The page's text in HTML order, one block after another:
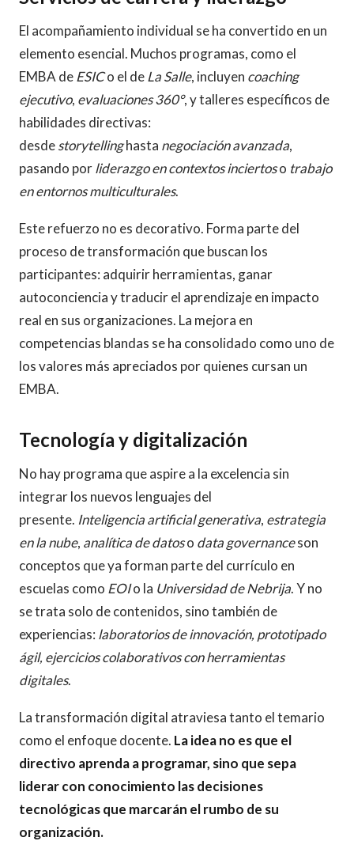
El acompañamiento individual se ha convertido en un
elemento esencial. Muchos programas, como el
EMBA deESICo el deLa Salle, incluyen coaching
ejecutivo, evaluaciones 360°, y talleres específicos de
habilidades directivas:
desdestorytellinghasta negociación avanzada,
pasando porliderazgo en contextos inciertoso trabajo
en entornos multiculturales.
Este refuerzo no es decorativo. Forma parte del
proceso de transformación que buscan los
participantes: adquirir herramientas, ganar
autoconciencia y traducir el aprendizaje en impacto
real en sus organizaciones. La mejora en
competencias blandas se ha consolidado como uno de
los valores más apreciados por quienes cursan un
EMBA.
Tecnología y digitalización
No hay programa que aspire a la excelencia sin
integrar los nuevos lenguajes del
presente. Inteligencia artificial generativa, estrategia
en la nube, analítica de datoso data governanceson
conceptos que ya forman parte del currículo en
escuelas como EOIo la Universidad de Nebrija. Y no
se trata solo de contenidos, sino también de
experiencias: laboratorios de innovación, prototipado
ágil, ejercicios colaborativos con herramientas
digitales.
La transformación digital atraviesa tanto el temario
como el enfoque docente. La idea no es que el
directivo aprenda a programar, sino que sepa
liderar con conocimiento las decisiones
tecnológicas que marcarán el rumbo de su
organización.